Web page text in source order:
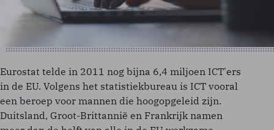
Eurostat telde in 2011 nog bijna 6,4 miljoen ICT'ers
in de EU. Volgens het statistiekbureau is ICT vooral
een beroep voor mannen die hoogopgeleid zijn.
Duitsland, Groot-Brittannië en Frankrijk namen